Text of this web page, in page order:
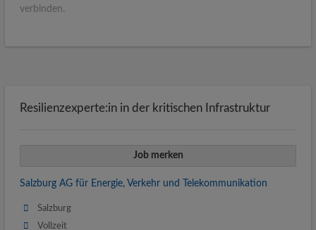
verbinden.
Resilienzexperte:in in der kritischen Infrastruktur
Job merken
Salzburg AG für Energie, Verkehr und Telekommunikation
Salzburg
Vollzeit